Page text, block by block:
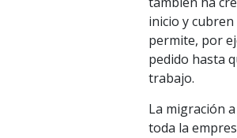
inicio y
permite, por
pedido hasta
trabajo.
La migración
toda la